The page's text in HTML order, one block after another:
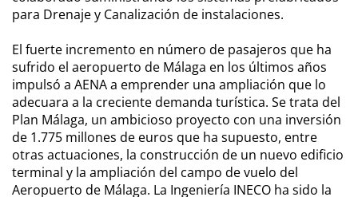
para Drenaje y Canalización de instalaciones.
El fuerte incremento en número de pasajeros que ha
sufrido el aeropuerto de Málaga en los últimos años
impulsó a AENA a emprender una ampliación que lo
adecuara a la creciente demanda turística. Se trata del
Plan Málaga, un ambicioso proyecto con una inversión
de 1.775 millones de euros que ha supuesto, entre
otras actuaciones, la construcción de un nuevo edificio
terminal y la ampliación del campo de vuelo del
Aeropuerto de Málaga. La Ingeniería INECO ha sido la